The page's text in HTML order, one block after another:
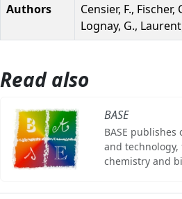
Authors
Censier, F.,
Lognay, G.,
Read also
BASE
BASE
and
chemistry and